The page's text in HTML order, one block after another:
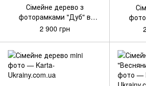
Сімейне дерево з
фоторамками "Дуб" в
натуральному відтінку
2 900 грн